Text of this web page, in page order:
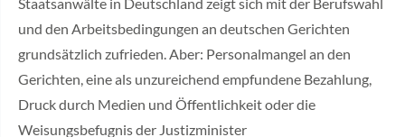
und den Arbeitsbedingungen an deutschen Gerichten
grundsätzlich zufrieden. Aber: Personalmangel an den
Gerichten, eine als unzureichend empfundene Bezahlung,
Druck durch Medien und Öffentlichkeit oder die
Weisungsbefugnis der Justizminister